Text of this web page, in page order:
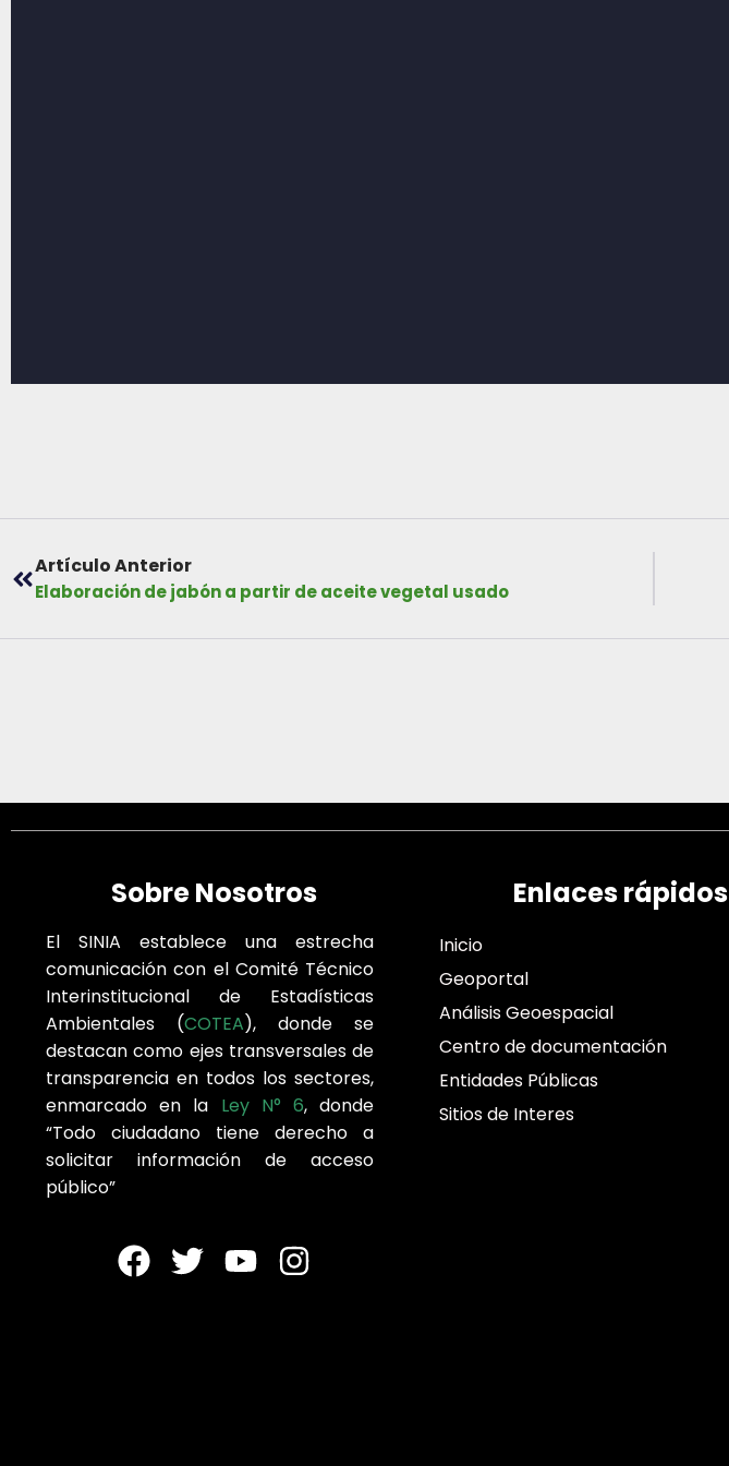
Artículo Anterior
Elaboración de jabón a partir de aceite vegetal usado
Sobre Nosotros
El SINIA establece una estrecha
comunicación con el Comité Técnico
Interinstitucional de Estadísticas
Ambientales (COTEA), donde se
destacan como ejes transversales de
transparencia en todos los sectores,
enmarcado en la Ley N° 6, donde
“Todo ciudadano tiene derecho a
solicitar información de acceso
público”
Enlaces rápidos
Inicio
Geoportal
Análisis Geoespacial
Centro de documentación
Entidades Públicas
Sitios de Interes